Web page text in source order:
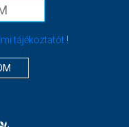
tájékoztatót!